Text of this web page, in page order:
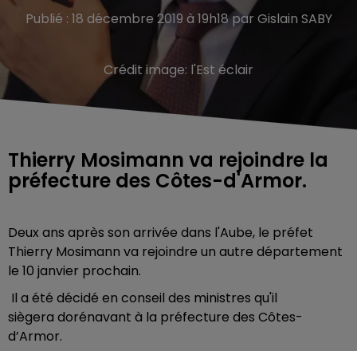
Publié : 18 décembre 2019 à 19h18 par Gislain SABY
Crédit image: l'Est éclair
Thierry Mosimann va rejoindre la
préfecture des Côtes-d'Armor.
Deux ans après son arrivée dans l'Aube, le préfet
Thierry Mosimann va rejoindre un autre département
le 10 janvier prochain.
Il a été décidé en conseil des ministres qu'il
siègera dorénavant à la préfecture des Côtes-
d’Armor.